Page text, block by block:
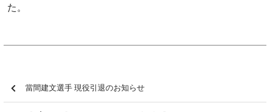
た。
當間建文選手 現役引退のお知らせ